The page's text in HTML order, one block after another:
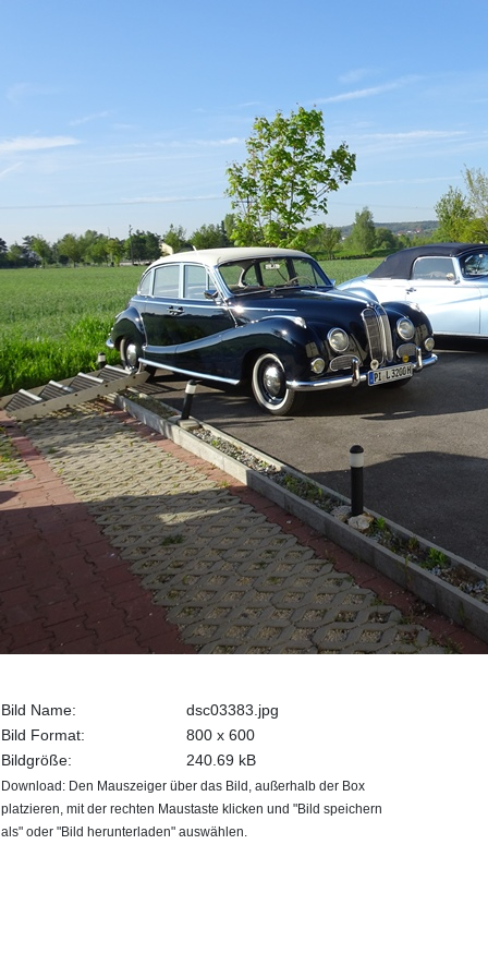
Bild Name:
dsc03383.jpg
Bild Format:
800 x 600
Bildgröße:
240.69 kB
Download: Den Mauszeiger über das Bild, außerhalb der Box
platzieren, mit der rechten Maustaste klicken und "Bild speichern
als" oder "Bild herunterladen" auswählen.